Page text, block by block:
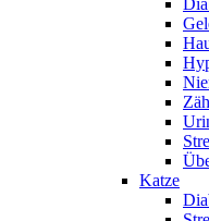
Katze